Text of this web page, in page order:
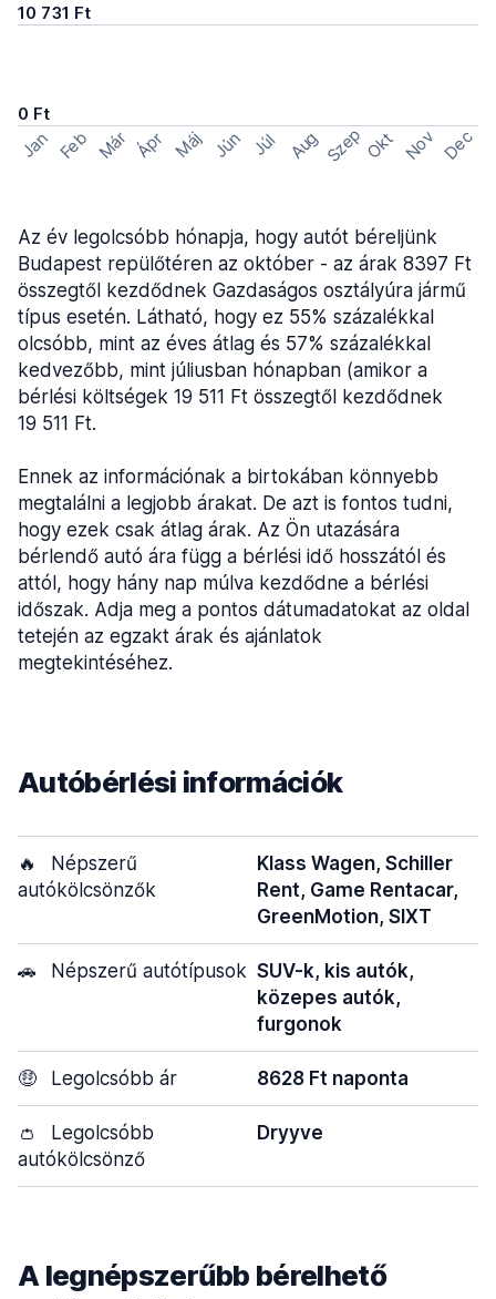
10 731 Ft
0 Ft
Jan Feb Már Ápr Máj Jún Júl Aug Szep Okt Nov Dec
Az év legolcsóbb hónapja, hogy autót béreljünk
Budapest repülőtéren az október - az árak 8397 Ft
összegtől kezdődnek Gazdaságos osztályúra jármű
típus esetén. Látható, hogy ez 55% százalékkal
olcsóbb, mint az éves átlag és 57% százalékkal
kedvezőbb, mint júliusban hónapban (amikor a
bérlési költségek 19 511 Ft összegtől kezdődnek
19 511 Ft.
Ennek az információnak a birtokában könnyebb
megtalálni a legjobb árakat. De azt is fontos tudni,
hogy ezek csak átlag árak. Az Ön utazására
bérlendő autó ára függ a bérlési idő hosszától és
attól, hogy hány nap múlva kezdődne a bérlési
időszak. Adja meg a pontos dátumadatokat az oldal
tetején az egzakt árak és ajánlatok
megtekintéséhez.
Autóbérlési információk
🔥
Népszerű
autókölcsönzők
Klass Wagen, Schiller
Rent, Game Rentacar,
GreenMotion, SIXT
🚗 Népszerű autótípusok SUV-k, kis autók,
közepes autók,
furgonok
🤑 Legolcsóbb ár 8628 Ft naponta
👛
Legolcsóbb
autókölcsönző
Dryyve
A legnépszerűbb bérelhető